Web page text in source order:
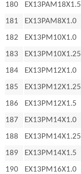
180
EX13PAM18X1.5
181
EX13PAM8X1.0
182
EX13PM10X1.0
183
EX13PM10X1.25
184
EX13PM12X1.0
185
EX13PM12X1.25
186
EX13PM12X1.5
187
EX13PM14X1.0
188
EX13PM14X1.25
189
EX13PM14X1.5
190
EX13PM16X1.0